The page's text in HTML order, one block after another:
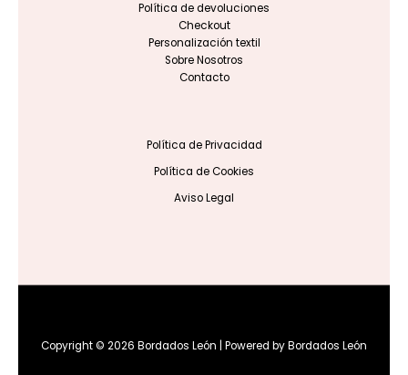
Política de devoluciones
Checkout
Personalización textil
Sobre Nosotros
Contacto
Política de Privacidad
Política de Cookies
Aviso Legal
Copyright © 2026 Bordados León | Powered by Bordados León